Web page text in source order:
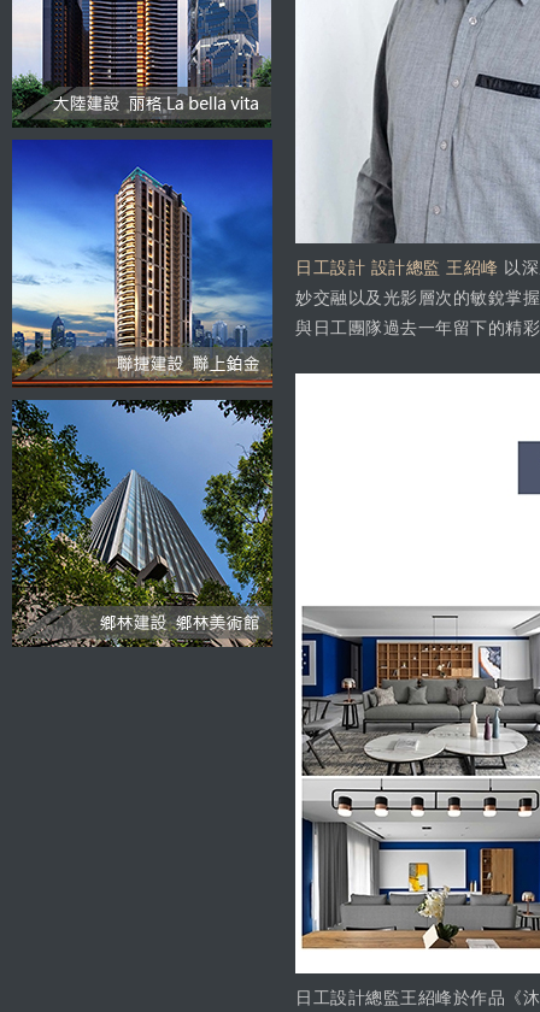
日工設計 設計總監 王紹峰 以
妙交融以及光影層次的敏銳掌
與日工團隊過去一年留下的精
日工設計總監王紹峰於作品《